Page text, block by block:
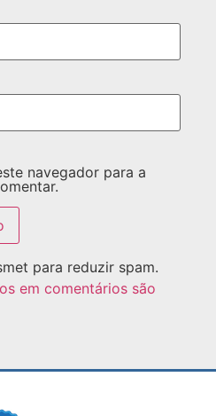
navegador para a
para reduzir spam.
em comentários são